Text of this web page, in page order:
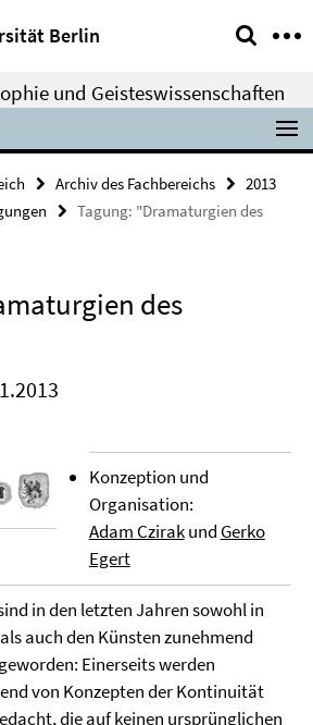
Berlin
und Geisteswissenschaften
Archiv des Fachbereichs
2013
Tagung: "Dramaturgien des
des
Konzeption und
Organisation:
Adam Czirakund Gerko
Egert
sind in den letzten Jahren sowohl in
auch den Künsten zunehmend
Einerseits werden
von Konzepten der Kontinuität
die auf keinen ursprünglichen